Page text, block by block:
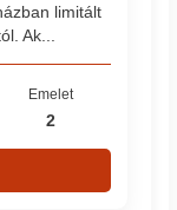
limitált
Ak...
Emelet
2